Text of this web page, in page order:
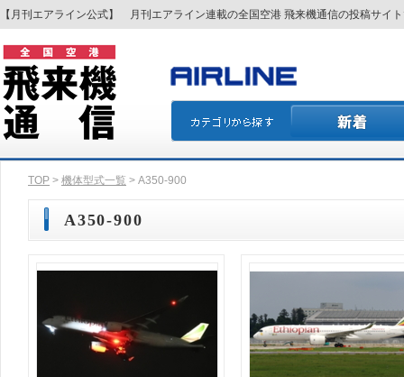
【月刊エアライン公式】 月刊エアライン連載の全国空港 飛来機通信の投稿サイ
TOP > 機体型式一覧 > A350-900
A350-900